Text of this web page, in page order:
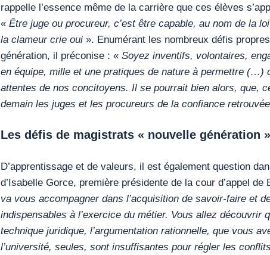
rappelle l’essence même de la carrière que ces élèves
« Être juge ou procureur, c’est être capable, au nom de la
la clameur crie oui ». Enumérant les nombreux défis
génération, il préconise : « Soyez inventifs, volontaires,
en équipe, mille et une pratiques de nature à permettre (…)
attentes de nos concitoyens. Il se pourrait bien alors, que,
demain les juges et les procureurs de la confiance retrouvée
Les défis de magistrats « nouvelle génération »
D’apprentissage et de valeurs, il est également question
d’Isabelle Gorce, première présidente de la cour d’appel de
va vous accompagner dans l’acquisition de savoir-faire et
indispensables à l’exercice du métier. Vous allez découvrir
technique juridique, l’argumentation rationnelle, que vous
l’université, seules, sont insuffisantes pour régler les